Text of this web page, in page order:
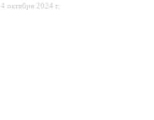
4 октября 2024 г.